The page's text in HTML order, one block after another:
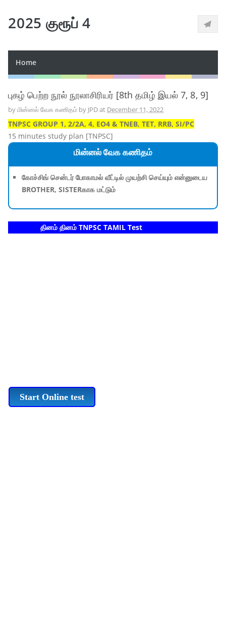
2025 குரூப் 4
Home
புகழ் பெற்ற நூல் நூலாசிரியர் [8th தமிழ் இயல் 7, 8, 9]
byமின்னல் வேக கணிதம் by JPDat December 11, 2022
TNPSC GROUP 1, 2/2A, 4, EO4 & TNEB, TET, RRB, SI/PC
15 minutes study plan [TNPSC]
மின்னல் வேக கணிதம்
கோச்சிங் சென்டர் போகாமல் வீட்டில் முயற்சி செய்யும் என்னுடைய
BROTHER, SISTERகாக மட்டும்
தினம் தினம் TNPSC TAMIL Test
Start Online test